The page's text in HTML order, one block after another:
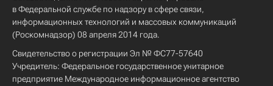
в Федеральной службе по надзору в сфере связи,
информационных технологий и массовых коммуникаций
(Роскомнадзор) 08 апреля 2014 года.
Свидетельство о регистрации Эл № ФС77-57640
Учредитель: Федеральное государственное унитарное
предприятие Международное информационное агентство